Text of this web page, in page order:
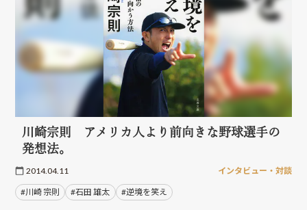
川崎宗則 アメリカ人より前向きな野球選手の
発想法。
2014.04.11 インタビュー・対談
#川崎 宗則 #石田 雄太 #逆境を笑え